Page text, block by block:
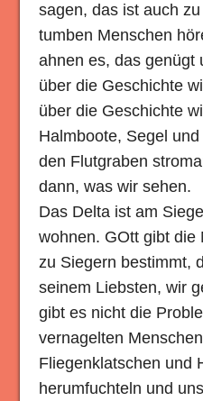
sagen, das ist auch
tumben Menschen
ahnen es, das genügt
über die Geschichte
über die Geschichte
Halmboote, Segel
den Flutgraben
dann, was wir sehen.
Das Delta ist am
wohnen. GOtt gibt die
zu Siegern bestimmt,
seinem Liebsten, wir
gibt es nicht die
vernagelten
Fliegenklatschen und
herumfuchteln und